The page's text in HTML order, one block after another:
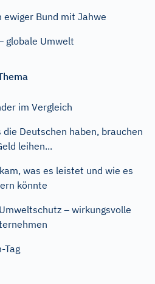
ewiger Bund mit Jahwe
globale Umwelt
im Vergleich
die Deutschen haben, brauchen
leihen...
was es leistet und wie es
könnte
– wirkungsvolle
Tag